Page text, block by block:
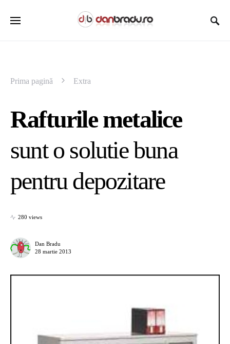
Prima pagină Extra
Rafturile metalice
sunt o solutie buna
pentru depozitare
280 views
Dan Bradu
28 martie 2013